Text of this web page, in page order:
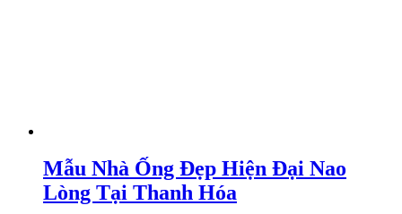
Mẫu Nhà Ống Đẹp Hiện Đại Nao
Lòng Tại Thanh Hóa